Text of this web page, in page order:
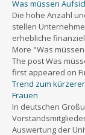
Was müssen
Die hohe Anzahl
stellen
erhebliche
More "Was
The post Was
first appeared on
Trend zum
Frauen
In deutschen
Auswertung der